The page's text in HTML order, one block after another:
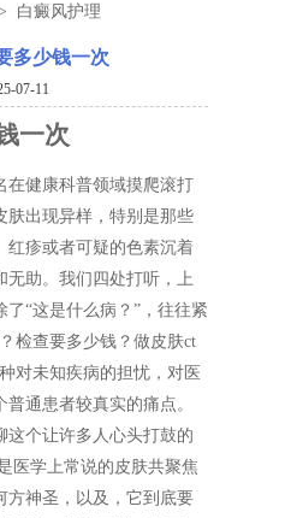
白癜风护理
多少钱一次
07-11
一次
在健康科普领域摸爬滚打
肤出现异样，特别是那些
红疹或者可疑的色素沉着
无助。我们四处打听，上
了“这是什么病？”，往往紧
检查要多少钱？做皮肤ct
对未知疾病的担忧，对医
通患者较真实的痛点。
这个让许多人心头打鼓的
学上常说的皮肤共聚焦
方神圣，以及，它到底要